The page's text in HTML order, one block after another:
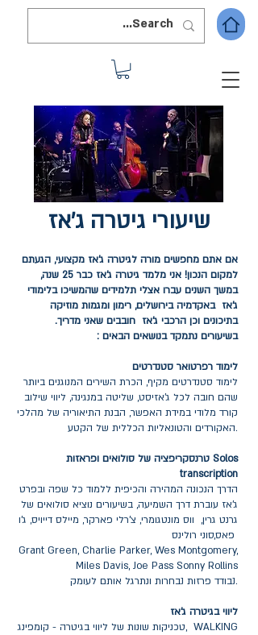
שיעורי גיטרה ג'אז
אם אתם מחפשים מורה לגיטרה ג'אז מקצועי, הגעתם
למקום הנכון! אני מלמד גיטרה ג'אז כבר 25 שנה,
במשך השנים עברו אצלי תלמידים שהמשיכו בלימודי
ג'אז באקדמיה בירושלים, רימון ומגמות מוזיקה
בתיכונים וכן הרכבי ג'אז חובבים שאני מדריך.
בשיעורים נתמקד בנושאים הבאים :
לימוד רפרטואר סטנדרטים
לימוד סטנדרטים מקיף, הכרת השירים המנוגנים ביותר
שהם חובה לכל ג'אזיסט, שליטה במנגינה, ליווי שילוב
קורד מלודי במידת האפשר, הבנת התיאוריה של מהלכי
האקורדים והטונאליות הכללית של הקטע.
טרנסקריפציה של סולואים ופראזות Solos
transcription
הדרך הנכונה המהירה והכיפית ללמוד כל שפה ובפרט
ג'אז עוברת דרך השמיעה, בשיעורים נוציא סולואים של
גרנט גרין, ווס מונטגומרי, צ'רלי פארקר, מיילס דייויס, ג'ו
Grant Green, Charlie Parker, Wes Montgomery,
Miles Davis, Joe Pass Sonny Rollins
נבודד פרזות נבחרות ונתרגל אותם לעומק.
ליווי בגיטרה ג'אז
טכניקות שונות של ליווי בגיטרה - קומפינג, WALKING